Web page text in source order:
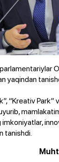
yaqindan
“Kreativ
tanishdi.